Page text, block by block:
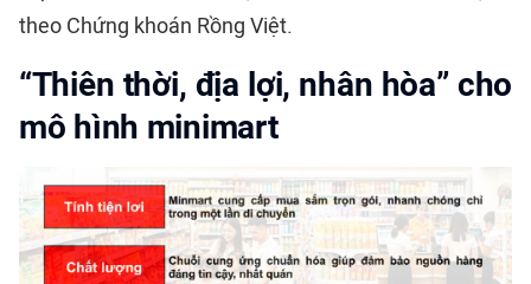
theo Chứng khoán Rồng Việt.
“Thiên thời, địa lợi, nhân hòa” cho
mô hình minimart